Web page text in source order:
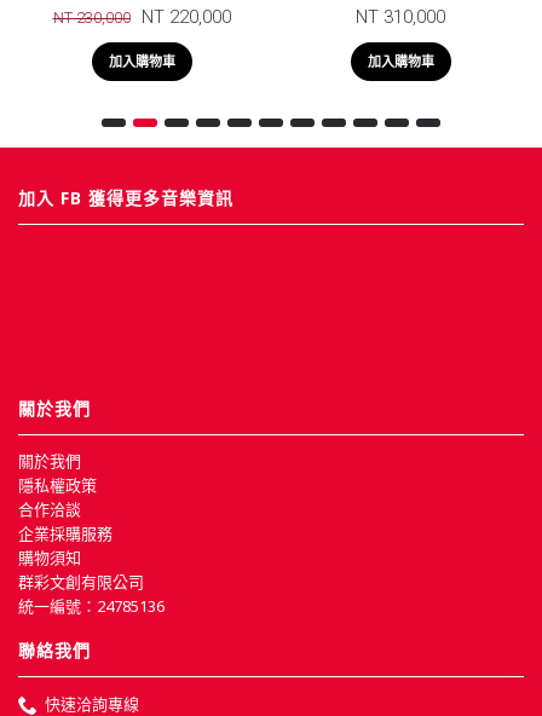
NT 230,000 NT 220,000
加入購物車
NT 310,000
加入購物車
加入 FB 獲得更多音樂資訊
關於我們
關於我們
隱私權政策
合作洽談
企業採購服務
購物須知
群彩文創有限公司
統一編號：24785136
聯絡我們
快速洽詢專線